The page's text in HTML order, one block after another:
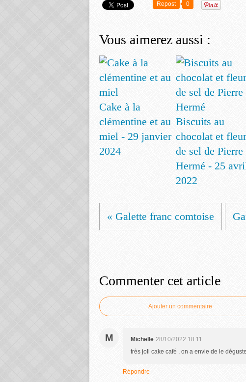
Repost 0
Vous aimerez aussi :
Cake à la
clémentine et au
miel - 29 janvier
2024
Biscuits au
chocolat et fleur
de sel de Pierre
Hermé - 25
2022
« Galette franc comtoise
Commenter cet article
Ajouter un commentaire
M Michelle 28/10/2022 18:11
très joli cake café , on a envie de le
Répondre